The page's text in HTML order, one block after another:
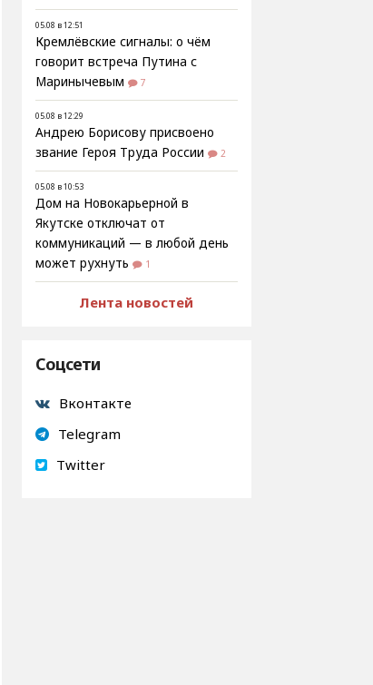
05.08 в 12:51
Кремлёвские сигналы: о чём
говорит встреча Путина с
Маринычевым
7
05.08 в 12:29
Андрею Борисову присвоено
звание Героя Труда России
2
05.08 в 10:53
Дом на Новокарьерной в
Якутске отключат от
коммуникаций — в любой день
может рухнуть
1
Лента новостей
Соцсети
Вконтакте
Telegram
Twitter